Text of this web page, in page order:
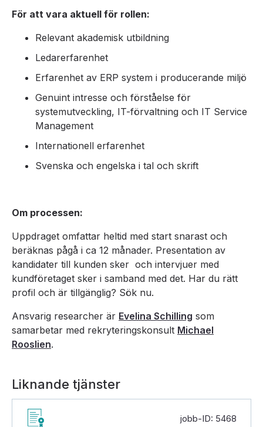
För att vara aktuell för rollen:
Relevant akademisk utbildning
Ledarerfarenhet
Erfarenhet av ERP system i producerande miljö
Genuint intresse och förståelse för
systemutveckling, IT-förvaltning och IT Service
Management
Internationell erfarenhet
Svenska och engelska i tal och skrift
Om processen:
Uppdraget omfattar heltid med start snarast och
beräknas pågå i ca 12 månader. Presentation av
kandidater till kunden sker och intervjuer med
kundföretaget sker i samband med det. Har du rätt
profil och är tillgänglig? Sök nu.
Ansvarig researcher är Evelina Schilling som
samarbetar med rekryteringskonsult Michael
Rooslien.
Liknande tjänster
jobb-ID: 5468